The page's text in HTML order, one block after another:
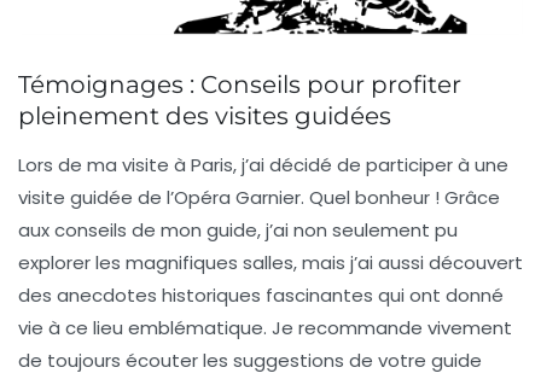
Témoignages : Conseils pour profiter
pleinement des visites guidées
Lors de ma visite à Paris, j’ai décidé de participer à une
visite guidée de l’Opéra Garnier. Quel bonheur ! Grâce
aux conseils de mon guide, j’ai non seulement pu
explorer les magnifiques salles, mais j’ai aussi découvert
des anecdotes historiques fascinantes qui ont donné
vie à ce lieu emblématique. Je recommande vivement
de toujours écouter les suggestions de votre guide